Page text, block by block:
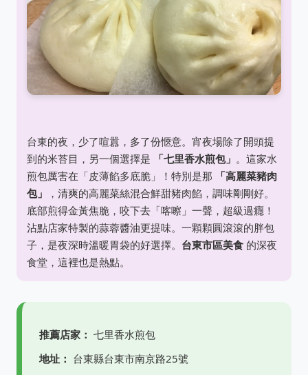
台東的夜，少了喧囂，多了份愜意。宵夜場除了開頭提
到的米苔目，另一個選擇是
「七里香水煎包」 。這家水
煎包厲害在「皮薄餡多底脆」！特別是那
「高麗菜豬肉
包」
，清爽的高麗菜絲混合鮮甜豬肉餡，調味剛剛好。
底部煎得金黃焦脆，咬下去「喀嚓」一聲，超級過癮！
沾點店家特製的蒜蓉醬油更提味。一顆顆圓滾滾的胖包
子，是夜深時溫暖胃袋的好選擇。 台東市區美食 的深夜
食堂，這裡也是熱點。
推薦店家： 七里香水煎包
地址： 台東縣台東市南京路25號